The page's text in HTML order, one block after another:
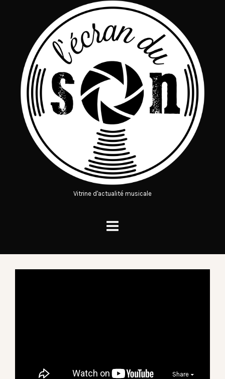
Vitrine d'actualité musicale
Share